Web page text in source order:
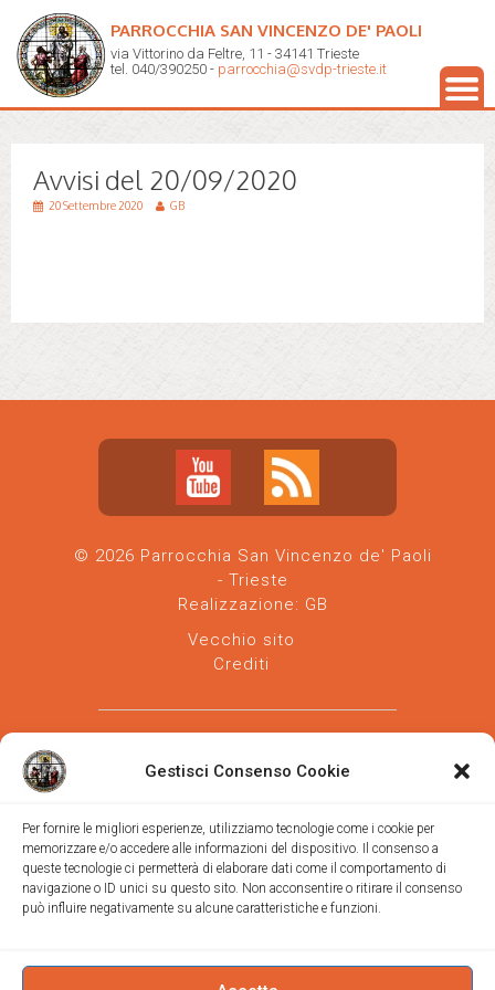
Gestisci Consenso Cookie
Per fornire le migliori esperienze, utilizziamo tecnologie come i cookie per
memorizzare e/o accedere alle informazioni del dispositivo. Il consenso a
queste tecnologie ci permetterà di elaborare dati come il comportamento di
navigazione o ID unici su questo sito. Non acconsentire o ritirare il consenso
può influire negativamente su alcune caratteristiche e funzioni.
PARROCCHIA SAN VINCENZO DE' PAOLI
via Vittorino da Feltre, 11 - 34141 Trieste
tel. 040/390250 - parrocchia@svdp-trieste.it
Avvisi del 20/09/2020
20 Settembre 2020 GB
© 2026 Parrocchia San Vincenzo de' Paoli
- Trieste
Realizzazione: GB
Vecchio sito
Crediti
Parrocchia san Vincenzo de' Paoli-Diocesi
di Trieste
via Vittorino da Feltre, 11 (chiesa)
Trieste